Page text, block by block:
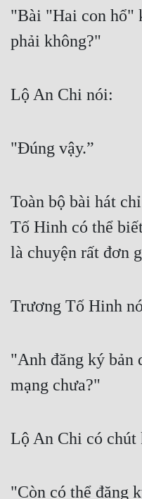
Mạt Thế
Mỹ Thực
Ngược
Phản Phái
Quân Sự
Sắc
Sủng
Tiên Hiệp
"Bài "Hai con hổ"
phải không?"
Lộ An Chi nói:
"Đúng vậy.”
Toàn bộ bài hát
Tố Hinh có thể
là chuyện rất đơn
Trương Tố Hinh
"Anh đăng ký bản
mạng chưa?"
Lộ An Chi có chút
"Còn có thể đăng